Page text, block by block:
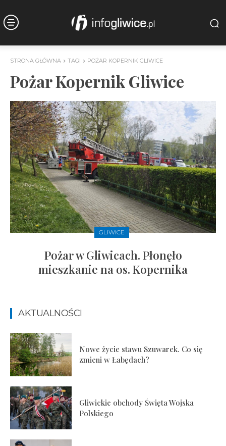
STRONA GŁÓWNA TAGI POŻAR KOPERNIK GLIWICE
Pożar Kopernik Gliwice
GLIWICE
Pożar w Gliwicach. Płonęło
mieszkanie na os. Kopernika
AKTUALNOŚCI
Nowe życie stawu Szuwarek. Co się
zmieni w Łabędach?
Gliwickie obchody Święta Wojska
Polskiego